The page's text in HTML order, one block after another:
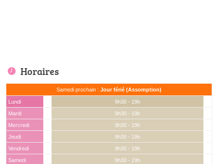
Horaires
Samedi prochain : Jour férié (Assomption)
Lundi
9h30 - 19h
Mardi
9h30 - 19h
Mercredi
9h30 - 19h
Jeudi
9h30 - 19h
Vendredi
9h30 - 19h
Samedi
9h30 - 19h